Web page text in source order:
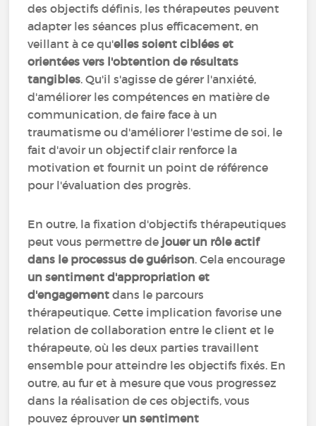
des objectifs définis, les thérapeutes peuvent
adapter les séances plus efficacement, en
veillant à ce qu'elles soient ciblées et
orientées vers l'obtention de résultats
tangibles. Qu'il s'agisse de gérer l'anxiété,
d'améliorer les compétences en matière de
communication, de faire face à un
traumatisme ou d'améliorer l'estime de soi, le
fait d'avoir un objectif clair renforce la
motivation et fournit un point de référence
pour l'évaluation des progrès.
En outre, la fixation d'objectifs thérapeutiques
peut vous permettre de jouer un rôle actif
dans le processus de guérison. Cela encourage
un sentiment d'appropriation et
d'engagementdans le parcours
thérapeutique. Cette implication favorise une
relation de collaboration entre le client et le
thérapeute, où les deux parties travaillent
ensemble pour atteindre les objectifs fixés. En
outre, au fur et à mesure que vous progressez
dans la réalisation de ces objectifs, vous
pouvez éprouver un sentiment